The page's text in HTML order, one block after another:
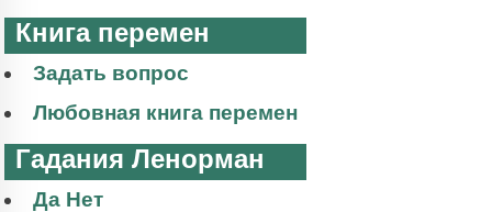
Книга перемен
Задать вопрос
Любовная книга перемен
Гадания Ленорман
Да Нет